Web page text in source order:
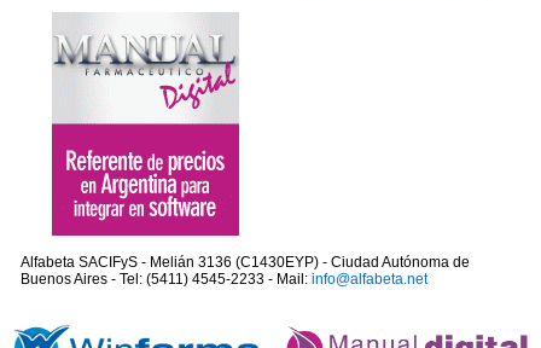
Alfabeta SACIFyS - Melián 3136 (C1430EYP) - Ciudad Autónoma de
Buenos Aires - Tel: (5411) 4545-2233 - Mail: info@alfabeta.net